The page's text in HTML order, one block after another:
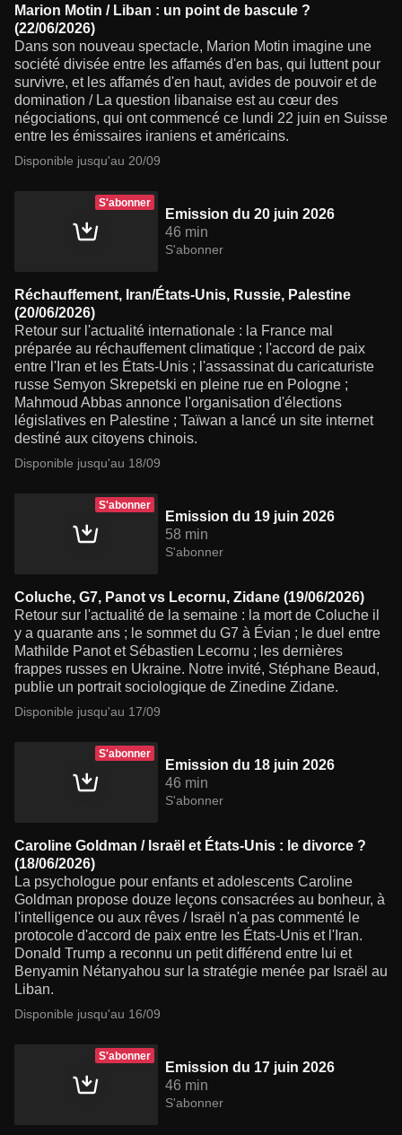
Marion Motin / Liban : un point de bascule ?
(22/06/2026)
Dans son nouveau spectacle, Marion Motin imagine une
société divisée entre les affamés d'en bas, qui luttent pour
survivre, et les affamés d'en haut, avides de pouvoir et de
domination / La question libanaise est au cœur des
négociations, qui ont commencé ce lundi 22 juin en Suisse
entre les émissaires iraniens et américains.
Disponible jusqu'au 20/09
S'abonner
Emission du 20 juin 2026
46 min
S'abonner
Réchauffement, Iran/États-Unis, Russie, Palestine
(20/06/2026)
Retour sur l'actualité internationale : la France mal
préparée au réchauffement climatique ; l'accord de paix
entre l'Iran et les États-Unis ; l'assassinat du caricaturiste
russe Semyon Skrepetski en pleine rue en Pologne ;
Mahmoud Abbas annonce l'organisation d'élections
législatives en Palestine ; Taïwan a lancé un site internet
destiné aux citoyens chinois.
Disponible jusqu'au 18/09
S'abonner
Emission du 19 juin 2026
58 min
S'abonner
Coluche, G7, Panot vs Lecornu, Zidane (19/06/2026)
Retour sur l'actualité de la semaine : la mort de Coluche il
y a quarante ans ; le sommet du G7 à Évian ; le duel entre
Mathilde Panot et Sébastien Lecornu ; les dernières
frappes russes en Ukraine. Notre invité, Stéphane Beaud,
publie un portrait sociologique de Zinedine Zidane.
Disponible jusqu'au 17/09
S'abonner
Emission du 18 juin 2026
46 min
S'abonner
Caroline Goldman / Israël et États-Unis : le divorce ?
(18/06/2026)
La psychologue pour enfants et adolescents Caroline
Goldman propose douze leçons consacrées au bonheur, à
l'intelligence ou aux rêves / Israël n'a pas commenté le
protocole d'accord de paix entre les États-Unis et l'Iran.
Donald Trump a reconnu un petit différend entre lui et
Benyamin Nétanyahou sur la stratégie menée par Israël au
Liban.
Disponible jusqu'au 16/09
S'abonner
Emission du 17 juin 2026
46 min
S'abonner